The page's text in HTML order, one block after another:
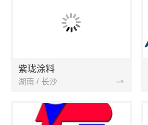
紫珑涂料
湖南 / 长沙